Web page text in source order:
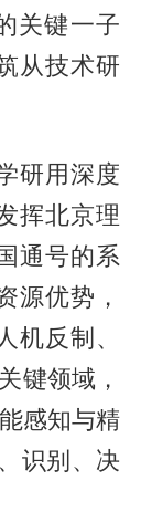
关键一子
从技术研
研用深度
挥北京理
通号的系
源优势，
机反制、
键领域，
感知与精
识别、决